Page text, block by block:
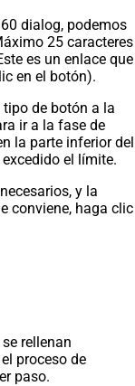
dialog, podemos
25 caracteres
es un enlace que
en el botón).
de botón a la
ir a la fase de
la parte inferior del
el límite.
y la
conviene, haga clic
rellenan
proceso de
paso.